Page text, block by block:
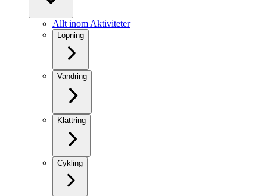
Allt inom Aktiviteter
Löpning
Vandring
Klättring
Cykling